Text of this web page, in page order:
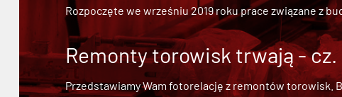
Rozpoczęte we wrześniu 2019 roku prace związane z
Remonty torowisk trwają - cz.
Przedstawiamy Wam fotorelację z remontów torowisk.